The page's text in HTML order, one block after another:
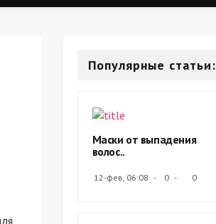
Популярные статьи:
Маски от выпадения
волос..
12-фев, 06:08 0 0